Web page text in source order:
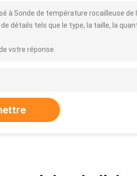
à Sonde de température rocailleuse
détails tels que le type, la taille, la
votre réponse.